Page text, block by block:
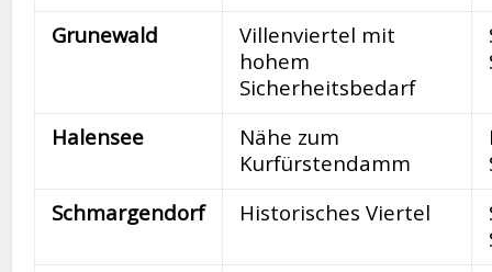
Grunewald
Villenviertel mit
hohem
Sicherheitsbedarf
Halensee
Nähe zum
Kurfürstendamm
Schmargendorf
Historisches Viertel